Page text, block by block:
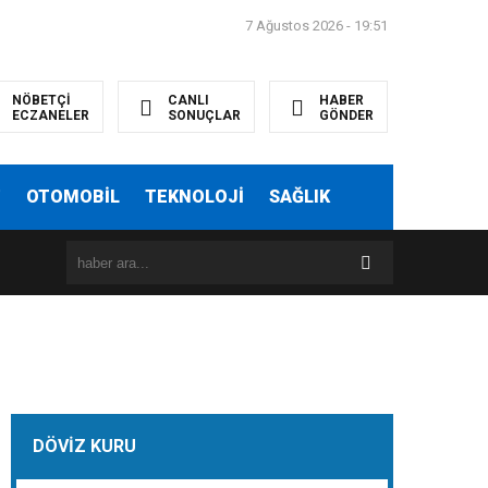
7 Ağustos 2026 - 19:51
NÖBETÇİ
ECZANELER
CANLI
SONUÇLAR
HABER
GÖNDER
OTOMOBİL TEKNOLOJİ SAĞLIK
DÖVİZ KURU